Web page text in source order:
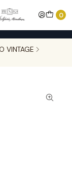
0
100,00€ - Todas as
de stock.
VINTAGE